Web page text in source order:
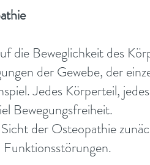
die Beweglichkeit des
der Gewebe, der
Jedes Körperteil,
Bewegungsfreiheit.
der Osteopathie